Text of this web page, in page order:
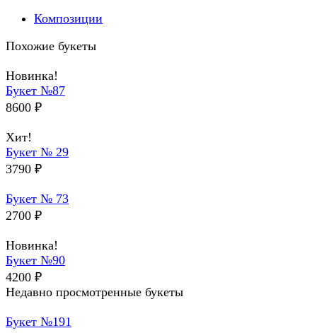
Композиции
Похожие букеты
Новинка!
Букет №87
8600 ₽
Хит!
Букет № 29
3790 ₽
Букет № 73
2700 ₽
Новинка!
Букет №90
4200 ₽
Недавно просмотренные букеты
Букет №191